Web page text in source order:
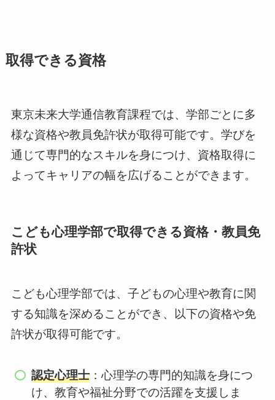
取得できる資格
東京未来大学通信教育課程では、学部ごとに多
様な資格や教員免許状が取得可能です。学びを
通じて専門的なスキルを身につけ、資格取得に
よってキャリアの幅を広げることができます。
こども心理学部で取得できる資格・教員免
許状
こども心理学部では、子どもの心理や教育に関
する知識を深めることができ、以下の資格や免
許状が取得可能です。
認定心理士：心理学の専門的知識を身につ
け、教育や福祉分野での活躍を支援しま